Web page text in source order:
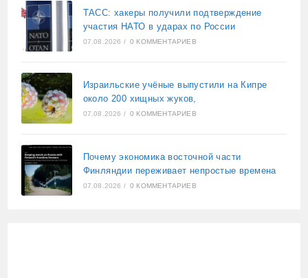
ТАСС: хакеры получили подтверждение
участия НАТО в ударах по России
07.08.2026 / 0 КОММЕНТАРИЕВ
Израильские учёные выпустили на Кипре
около 200 хищных жуков,
07.08.2026 / 0 КОММЕНТАРИЕВ
Почему экономика восточной части
Финляндии переживает непростые времена
07.08.2026 / 0 КОММЕНТАРИЕВ